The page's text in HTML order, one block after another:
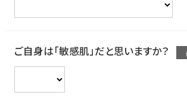
ご自身は「敏感肌」だと思いますか？